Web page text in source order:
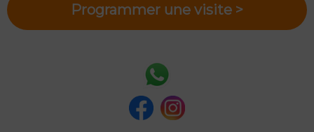
Programmer une visite >